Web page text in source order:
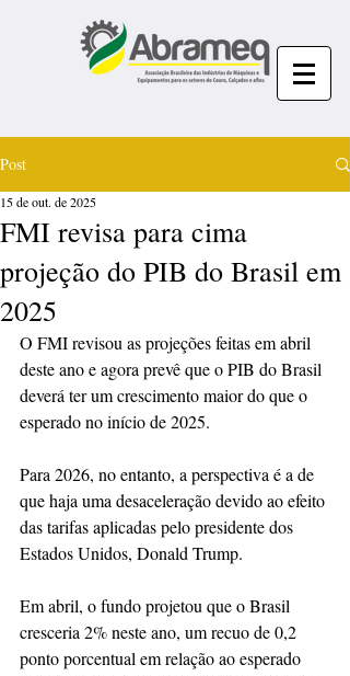
Post
FMI revisa para cima
projeção do PIB do Brasil em
2025
15 de out. de 2025
O FMI revisou as projeções feitas em abril
deste ano e agora prevê que o PIB do Brasil
deverá ter um crescimento maior do que o
esperado no início de 2025.
Para 2026, no entanto, a perspectiva é a de
que haja uma desaceleração devido ao efeito
das tarifas aplicadas pelo presidente dos
Estados Unidos, Donald Trump.
Em abril, o fundo projetou que o Brasil
cresceria 2% neste ano, um recuo de 0,2
ponto porcentual em relação ao esperado